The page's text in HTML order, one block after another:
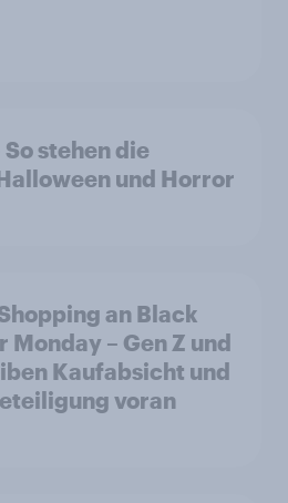
stehen die
und Horror
an Black
Monday – Gen Z und
Kaufabsicht und
voran